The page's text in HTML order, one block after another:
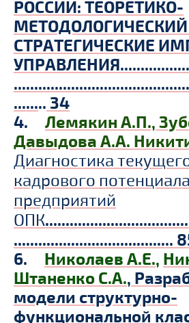
РОССИИ: ТЕОРЕТИКО-
СТРАТЕГИЧЕСКИЕ
УПРАВЛЕНИЯ..
........ 34
4.
Лемякин А.П.,
Давыдова А.А.
Диагностика
кадрового потенциала
предприятий
ОПК..
.......................................
6. Николаев А.Е.,
Штаненко С.А.,
модели структурно-
функциональной